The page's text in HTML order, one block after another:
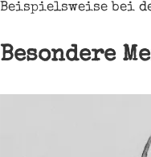
Beispielsweise bei
Besondere